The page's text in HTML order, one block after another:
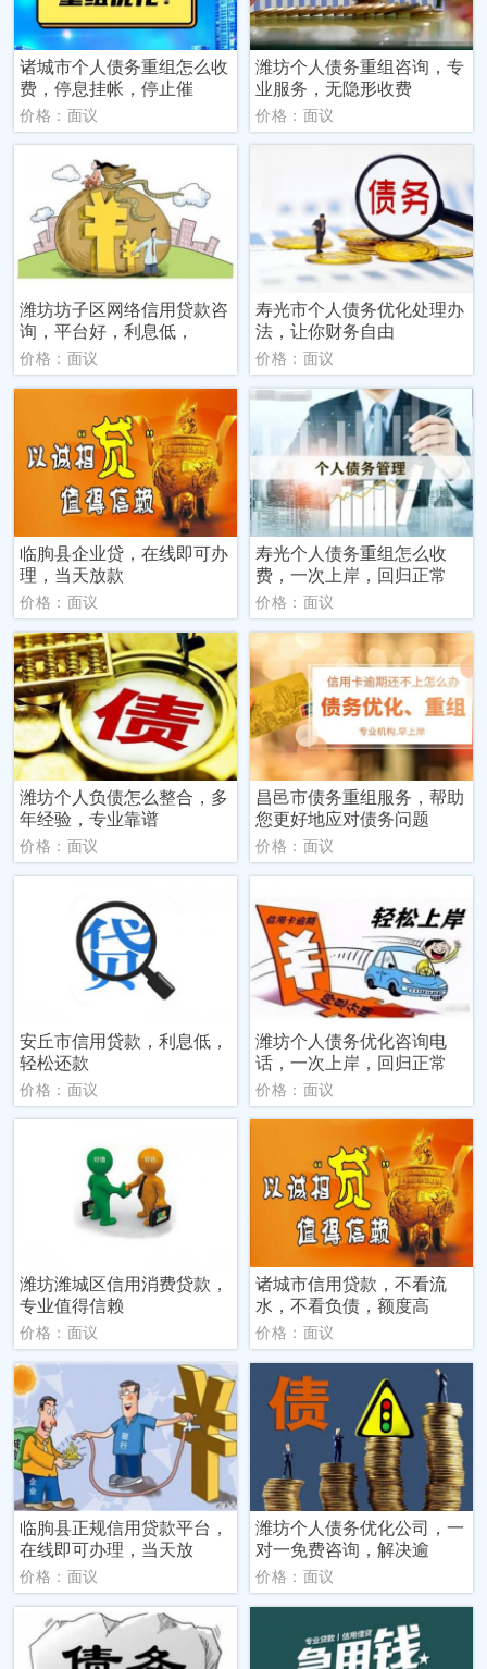
诸城市个人债务重组怎么收
费，停息挂帐，停止催
价格：面议
潍坊个人债务重组咨询，专
业服务，无隐形收费
价格：面议
潍坊坊子区网络信用贷款咨
询，平台好，利息低，
价格：面议
寿光市个人债务优化处理办
法，让你财务自由
价格：面议
临朐县企业贷，在线即可办
理，当天放款
价格：面议
寿光个人债务重组怎么收
费，一次上岸，回归正常
价格：面议
潍坊个人负债怎么整合，多
年经验，专业靠谱
价格：面议
昌邑市债务重组服务，帮助
您更好地应对债务问题
价格：面议
安丘市信用贷款，利息低，
轻松还款
价格：面议
潍坊个人债务优化咨询电
话，一次上岸，回归正常
价格：面议
潍坊潍城区信用消费贷款，
专业值得信赖
价格：面议
诸城市信用贷款，不看流
水，不看负债，额度高
价格：面议
临朐县正规信用贷款平台，
在线即可办理，当天放
价格：面议
潍坊个人债务优化公司，一
对一免费咨询，解决逾
价格：面议